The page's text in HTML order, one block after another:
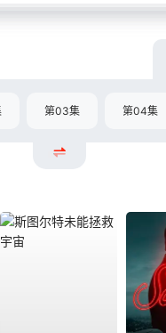
第03集 第04集